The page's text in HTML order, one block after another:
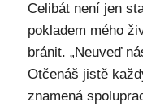
Celibát není jen
pokladem mého
bránit. „Neuveď
Otčenáš jistě
znamená